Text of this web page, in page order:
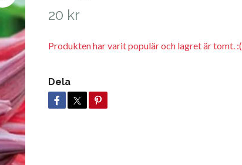
20 kr
Produkten har varit populär och lagret är tomt. :(
Dela